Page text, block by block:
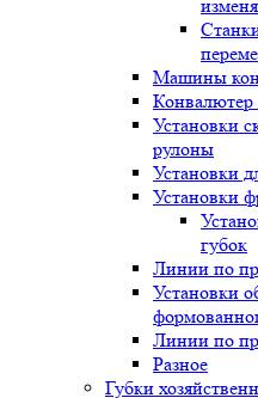
Машины
Конвалютер
Установки
рулоны
Установки
Установки
губок
Линии по
Установки
Линии по
Разное
Губки